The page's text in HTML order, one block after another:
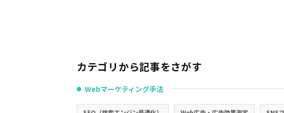
カテゴリから記事をさがす
● Webマーケティング手法